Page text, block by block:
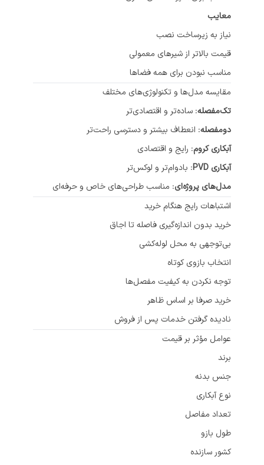
معایب
نیاز به زیرساخت نصب
قیمت بالاتر از شیرهای معمولی
مناسب نبودن برای همه فضاها
مقایسه مدل‌ها و تکنولوژی‌های مختلف
تک‌مفصله: ساده‌تر و اقتصادی‌تر
دو‌مفصله: انعطاف بیشتر و دسترسی راحت‌تر
آبکاری کروم: رایج و اقتصادی
آبکاری PVD
: بادوام‌تر و لوکس‌تر
مدل‌های پروژه‌ای: مناسب طراحی‌های خاص و حرفه‌ای
اشتباهات رایج هنگام خرید
خرید بدون اندازه‌گیری فاصله تا اجاق
بی‌توجهی به محل لوله‌کشی
انتخاب بازوی کوتاه
توجه نکردن به کیفیت مفصل‌ها
خرید صرفا بر اساس ظاهر
نادیده گرفتن خدمات پس از فروش
عوامل مؤثر بر قیمت
برند
جنس بدنه
نوع آبکاری
تعداد مفاصل
طول بازو
کشور سازنده